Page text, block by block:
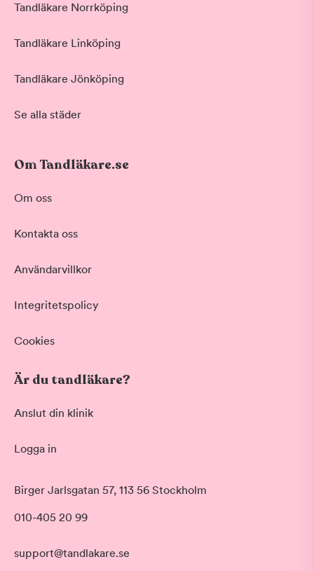
Akut tandvård
Basundersökning
Hygienistbehandling
Professionell rengöring och puts
Morgon
Klockan 09:00 - 12:00
Tandläkare Norrköping
Tandläkare Linköping
Tandläkare Jönköping
Se alla städer
Om Tandläkare.se
Om oss
Kontakta oss
Användarvillkor
Integritetspolicy
Cookies
Är du tandläkare?
Anslut din klinik
Logga in
Birger Jarlsgatan 57, 113 56 Stockholm
010-405 20 99
support@tandlakare.se